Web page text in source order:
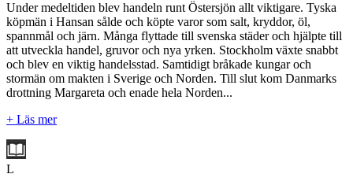
Under medeltiden blev handeln runt Östersjön allt viktigare. Tyska
köpmän i Hansan sålde och köpte varor som salt, kryddor, öl,
spannmål och järn. Många flyttade till svenska städer och hjälpte till
att utveckla handel, gruvor och nya yrken. Stockholm växte snabbt
och blev en viktig handelsstad. Samtidigt bråkade kungar och
stormän om makten i Sverige och Norden. Till slut kom Danmarks
drottning Margareta och enade hela Norden...
+ Läs mer
L